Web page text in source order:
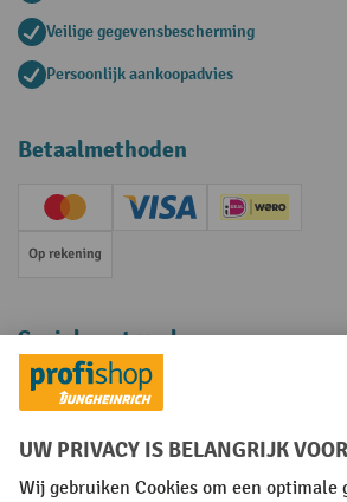
Veilige gegevensbescherming
Persoonlijk aankoopadvies
Betaalmethoden
Creditcard (Master)Creditcard (Visa)iDEAL | Wero
Op rekening
Sociale netwerken
Facebook
YouTube
LinkedInInstagram